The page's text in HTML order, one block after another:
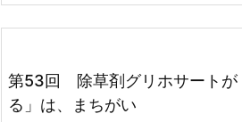
第53回 除草剤グリホサートが
る」は、まちがい